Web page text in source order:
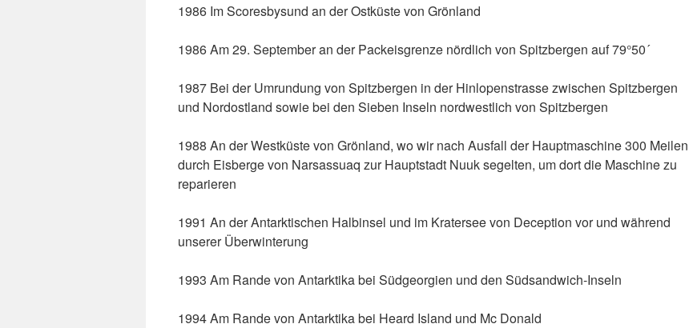
1986 Im Scoresbysund an der Ostküste von Grönland
1986 Am 29. September an der Packeisgrenze nördlich von Spitzbergen auf 79°50´
1987 Bei der Umrundung von Spitzbergen in der Hinlopenstrasse zwischen Spitzbergen
und Nordostland sowie bei den Sieben Inseln nordwestlich von Spitzbergen
1988 An der Westküste von Grönland, wo wir nach Ausfall der Hauptmaschine 300 Meilen
durch Eisberge von Narsassuaq zur Hauptstadt Nuuk segelten, um dort die Maschine zu
reparieren
1991 An der Antarktischen Halbinsel und im Kratersee von Deception vor und während
unserer Überwinterung
1993 Am Rande von Antarktika bei Südgeorgien und den Südsandwich-Inseln
1994 Am Rande von Antarktika bei Heard Island und Mc Donald